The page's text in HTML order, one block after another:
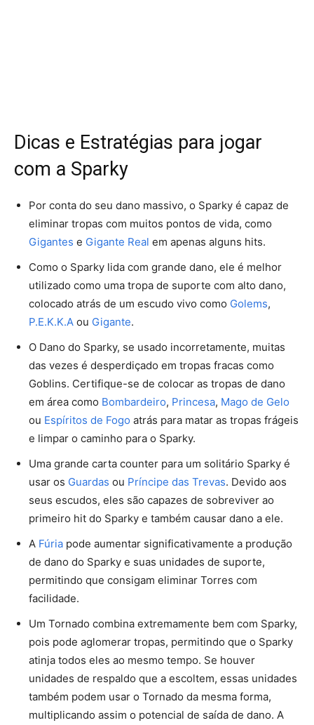
Dicas e Estratégias para jogar
com a Sparky
Por conta do seu dano massivo, o Sparky é capaz de
eliminar tropas com muitos pontos de vida, como
Gigantes e Gigante Real em apenas alguns hits.
Como o Sparky lida com grande dano, ele é melhor
utilizado como uma tropa de suporte com alto dano,
colocado atrás de um escudo vivo como Golems,
P.E.K.K.A ou Gigante.
O Dano do Sparky, se usado incorretamente, muitas
das vezes é desperdiçado em tropas fracas como
Goblins. Certifique-se de colocar as tropas de dano
em área como Bombardeiro, Princesa, Mago de Gelo
ou Espíritos de Fogo atrás para matar as tropas frágeis
e limpar o caminho para o Sparky.
Uma grande carta counter para um solitário Sparky é
usar os Guardas ou Príncipe das Trevas. Devido aos
seus escudos, eles são capazes de sobreviver ao
primeiro hit do Sparky e também causar dano a ele.
A Fúria pode aumentar significativamente a produção
de dano do Sparky e suas unidades de suporte,
permitindo que consigam eliminar Torres com
facilidade.
Um Tornado combina extremamente bem com Sparky,
pois pode aglomerar tropas, permitindo que o Sparky
atinja todos eles ao mesmo tempo. Se houver
unidades de respaldo que a escoltem, essas unidades
também podem usar o Tornado da mesma forma,
multiplicando assim o potencial de saída de dano. A